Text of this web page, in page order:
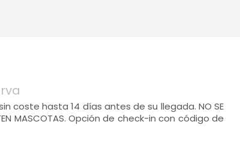
coste hasta 14 días antes de su llegada. NO SE
MASCOTAS. Opción de check-in con código de